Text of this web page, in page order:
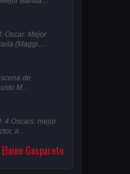
Oscar: Mejor
(Maggi…
de
M…
4 Oscars: mejor
a…
Elaine Gaspareto